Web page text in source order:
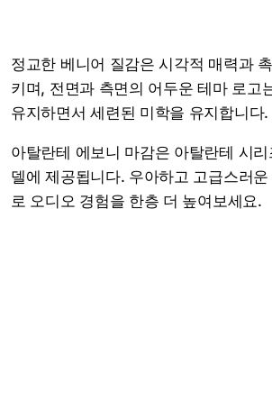
정교한 베니어 질감은 시각적 매력과
키며, 전면과 측면의 어두운 테마 로고
유지하면서 세련된 미학을 유지합니다.
아탈란테 에보니 마감은 아탈란테 시
델에 제공됩니다. 우아하고 고급스러
로 오디오 경험을 한층 더 높여보세요.